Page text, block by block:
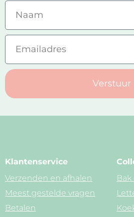
Verstuur
Klantenservice
Verzenden en afhalen
Meest gestelde vragen
Betalen
Bak